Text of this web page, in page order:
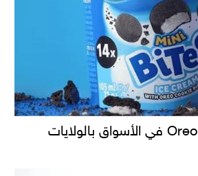
أوريو تُطلق Oreo Bites في الأسواق بالولايات